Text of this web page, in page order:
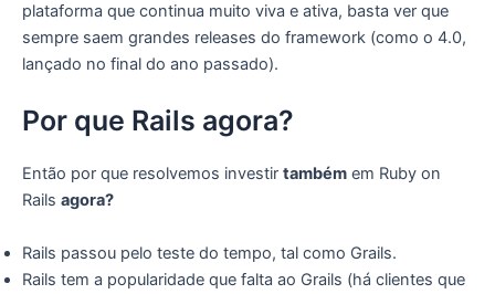
plataforma que continua muito viva e ativa, basta ver que
sempre saem grandes releases do framework (como o 4.0,
lançado no final do ano passado).
Por que Rails agora?
Então por que resolvemos investir também em Ruby on
Rails agora?
Rails passou pelo teste do tempo, tal como Grails.
Rails tem a popularidade que falta ao Grails (há clientes que